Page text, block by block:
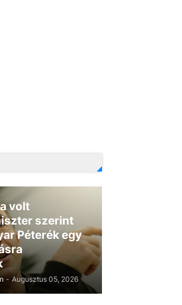
volt
szerint
Péterék egy
- Augusztus 05, 2026